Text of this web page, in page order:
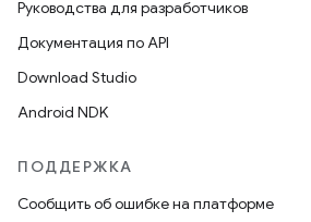
Руководства для разработчиков
Документация по API
Download Studio
Android NDK
ПОДДЕРЖКА
Сообщить об ошибке на платформе